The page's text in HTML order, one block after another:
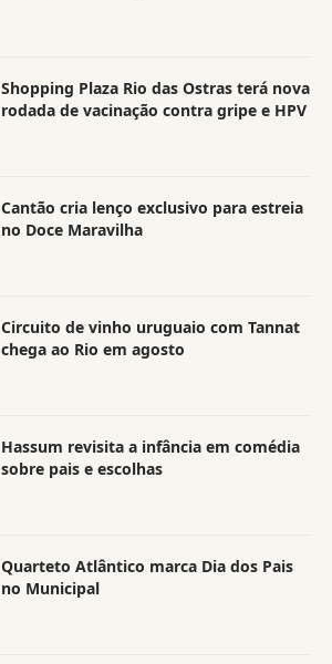
Shopping Plaza Rio das Ostras terá nova
rodada de vacinação contra gripe e HPV
Cantão cria lenço exclusivo para estreia
no Doce Maravilha
Circuito de vinho uruguaio com Tannat
chega ao Rio em agosto
Hassum revisita a infância em comédia
sobre pais e escolhas
Quarteto Atlântico marca Dia dos Pais
no Municipal